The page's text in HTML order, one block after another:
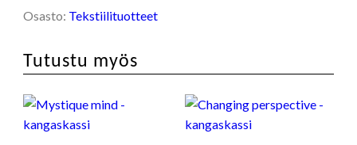
määrä
Osasto: Tekstiilituotteet
Tutustu myös